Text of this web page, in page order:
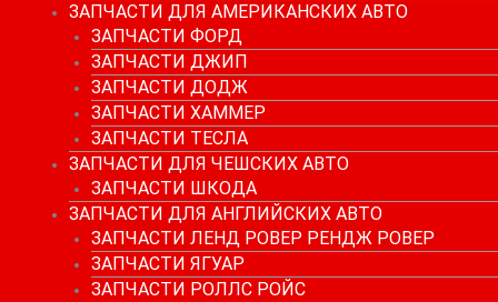
ЗАПЧАСТИ ДЛЯ АМЕРИКАНСКИХ АВТО
ЗАПЧАСТИ ФОРД
ЗАПЧАСТИ ДЖИП
ЗАПЧАСТИ ДОДЖ
ЗАПЧАСТИ ХАММЕР
ЗАПЧАСТИ ТЕСЛА
ЗАПЧАСТИ ДЛЯ ЧЕШСКИХ АВТО
ЗАПЧАСТИ ШКОДА
ЗАПЧАСТИ ДЛЯ АНГЛИЙСКИХ АВТО
ЗАПЧАСТИ ЛЕНД РОВЕР РЕНДЖ РОВЕР
ЗАПЧАСТИ ЯГУАР
ЗАПЧАСТИ РОЛЛС РОЙС